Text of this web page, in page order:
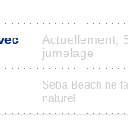
Actuellement,
jumelage
Seba Beach ne
naturel